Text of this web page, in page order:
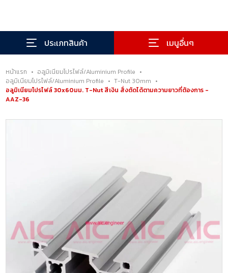
ประเภทสินค้า เมนูอื่นๆ
หน้าแรก • อลูมิเนียมโปรไฟล์/Aluminium Profile •
อลูมิเนียมโปรไฟล์/Aluminium Profile • T-Nut 30mm •
อลูมิเนียมโปรไฟล์ 30x60มม. T-Nut สีเงิน สั่งตัดได้ตามความยาวที่ต้องการ -
AAZ-36